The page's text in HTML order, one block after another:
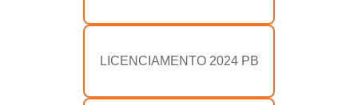
LICENCIAMENTO 2024 PB